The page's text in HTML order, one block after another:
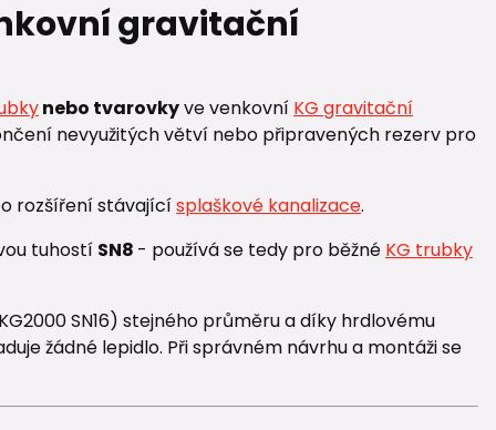
gravitační
nebo tvarovkyve venkovní KG gravitační
nevyužitých větví nebo připravených rezerv pro
rozšíření stávajícísplaškové kanalizace.
tuhostí SN8 - používá se tedy pro běžné KG trubky
KG2000 SN16) stejného průměru a díky hrdlovému
žádné lepidlo. Při správném návrhu a montáži se